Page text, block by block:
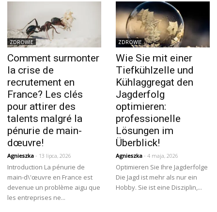
ZDROWIE
Comment surmonter
la crise de
recrutement en
France? Les clés
pour attirer des
talents malgré la
pénurie de main-
dœuvre!
Agnieszka - 13 lipca, 2026
Introduction La pénurie de
main-d\'œuvre en France est
devenue un problème aigu que
les entreprises ne...
ZDROWIE
Wie Sie mit einer
Tiefkühlzelle und
Kühlaggregat den
Jagderfolg
optimieren:
professionelle
Lösungen im
Überblick!
Agnieszka - 4 maja, 2026
Optimieren Sie Ihre Jagderfolge
Die Jagd ist mehr als nur ein
Hobby. Sie ist eine Disziplin,...